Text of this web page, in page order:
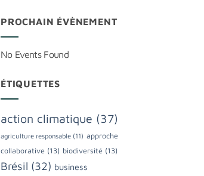
PROCHAIN ÉVÈNEMENT
No Events Found
ÉTIQUETTES
action climatique (37)
agriculture responsable (11) approche
collaborative (13) biodiversité (13)
Brésil (32) business